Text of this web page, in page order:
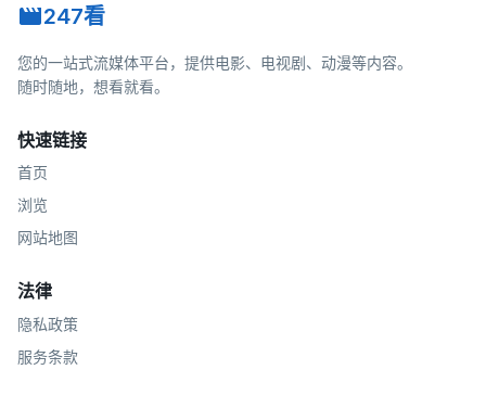
247看
您的一站式流媒体平台，提供电影、电视剧、动漫等内容。
随时随地，想看就看。
快速链接
首页
浏览
网站地图
法律
隐私政策
服务条款